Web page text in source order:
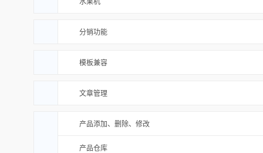
分销功能
模板兼容
文章管理
产品添加、删除、修改
产品仓库